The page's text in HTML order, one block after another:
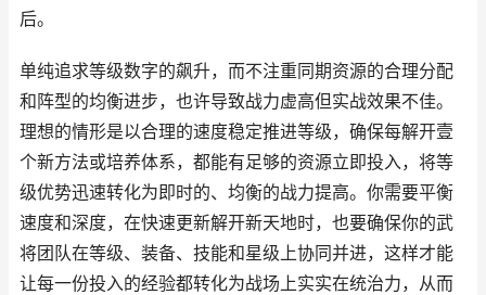
后。
单纯追求等级数字的飙升，而不注重同期资源的合理分配
和阵型的均衡进步，也许导致战力虚高但实战效果不佳。
理想的情形是以合理的速度稳定推进等级，确保每解开壹
个新方法或培养体系，都能有足够的资源立即投入，将等
级优势迅速转化为即时的、均衡的战力提高。你需要平衡
速度和深度，在快速更新解开新天地时，也要确保你的武
将团队在等级、装备、技能和星级上协同并进，这样才能
让每一份投入的经验都转化为战场上实实在统治力，从而